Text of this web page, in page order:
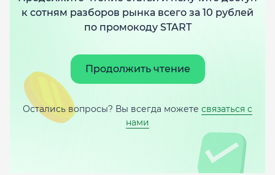
к сотням разборов рынка всего за 10 рублей
по промокоду START
Продолжить чтение
Остались вопросы? Вы всегда можете связаться с
нами